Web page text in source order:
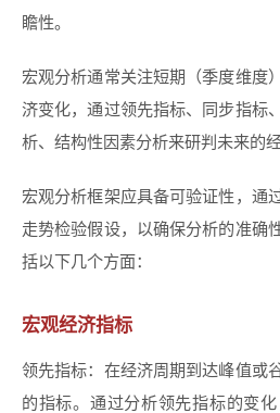
瞻性。
宏观分析通常关注短期（季度维度
济变化，通过领先指标、同步指标
析、结构性因素分析来研判未来的经
宏观分析框架应具备可验证性，通
走势检验假设，以确保分析的准确
括以下几个方面：
宏观经济指标
领先指标：在经济周期到达峰值或
的指标。通过分析领先指标的变化